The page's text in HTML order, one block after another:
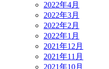
2022年4月
2022年3月
2022年2月
2022年1月
2021年12月
2021年11月
2021年10月